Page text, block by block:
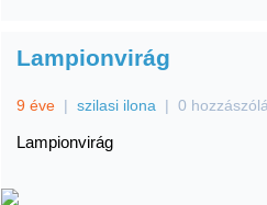
Lampionvirág
9 éve | szilasi ilona | 0
Lampionvirág